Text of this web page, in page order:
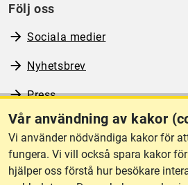
Vår användning av kakor
Vi använder nödvändiga kakor för
fungera. Vi vill också spara kakor
hjälper oss förstå hur besökare
Följ oss
Sociala medier
Nyhetsbrev
Press
RSS